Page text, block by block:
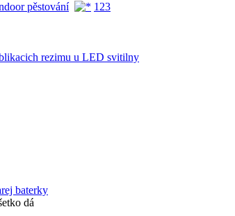
pěstování 1 23
rezimu u LED svitilny
baterky
dá